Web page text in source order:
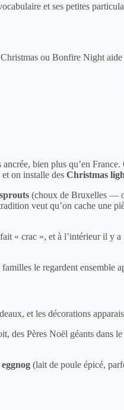
et ses petites
ou Bonfire Night aide
bien plus qu’en France.
on installe des Christmas
(choux de Bruxelles —
veut qu’on cache une
« crac », et à l’intérieur il y
le regardent ensemble
et les décorations
des Pères Noël géants dans
eggnog (lait de poule épicé,